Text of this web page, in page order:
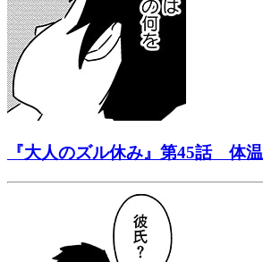
『大人のズル休み』第45話 体温